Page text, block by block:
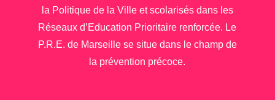
la Politique de la Ville et scolarisés dans les
Réseaux d’Education Prioritaire renforcée. Le
P.R.E. de Marseille se situe dans le champ de
la prévention précoce.